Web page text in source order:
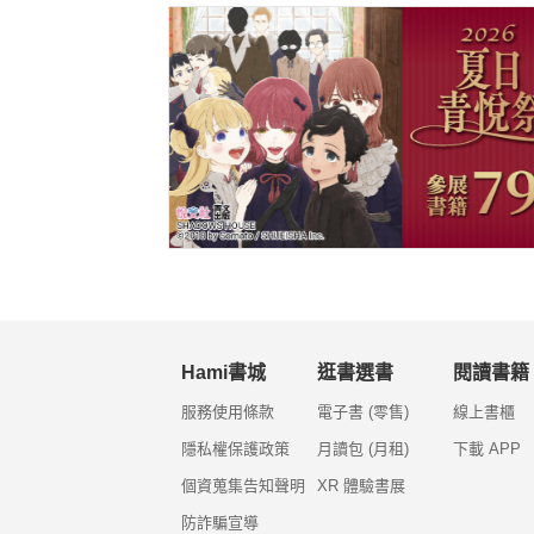
Hami書城
服務使用條款
隱私權保護政策
個資蒐集告知聲明
防詐騙宣導
逛書選書
電子書 (零售)
月讀包 (月租)
XR 體驗書展
閱讀書籍
線上書櫃
下載 APP